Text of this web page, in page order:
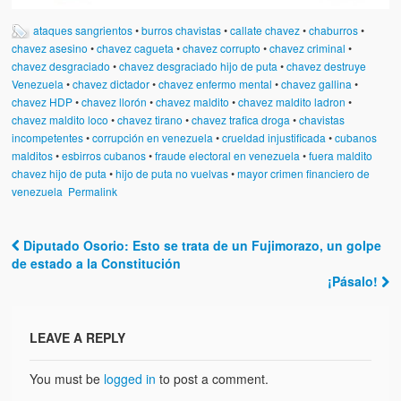
Víctimas inocentes de la violencia castrista del 4 de Febrero de
1992
¡¡¡Miserable traidor, mira a tu pueblo!!! (Despicable traitor, look
your country!!!)
Fotos
Cuentos
ataques sangrientos•burros chavistas•callate chavez•chaburros•
chavez asesino •chavez cagueta •chavez corrupto •chavez criminal •
chavez desgraciado •chavez desgraciado hijo de puta •chavez destruye
Venezuela •chavez dictador•chavez enfermo mental •chavez gallina •
chavez HDP•chavez llorón •chavez maldito •chavez maldito ladron •
chavez maldito loco •chavez tirano •chavez trafica droga •chavistas
incompetentes•corrupción en venezuela •crueldad injustificada •cubanos
malditos•esbirros cubanos•fraude electoral en venezuela •fuera maldito
chavez hijo de puta •hijo de puta no vuelvas•mayor crimen financiero de
venezuela Permalink
Post navigation
Diputado Osorio: Esto se trata de un Fujimorazo, un golpe
de estado a la Constitución
¡Pásalo!
LEAVE A REPLY
You must be logged in to post a comment.